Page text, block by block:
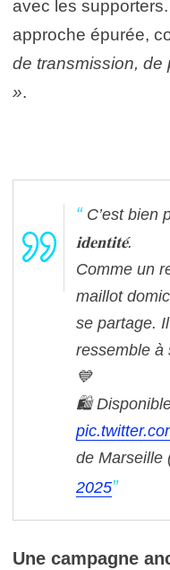
avec les
approche épurée,
de transmission, de
».
C’est bien
𝐢𝐝𝐞𝐧𝐭𝐢𝐭𝐞́.
Comme un
maillot
se partage.
ressemble à
💙
🛍️
de Marseille
2025
Une campagne